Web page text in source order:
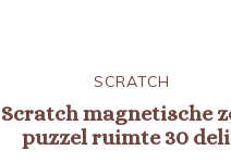
SCRATCH
Scratch magnetische
puzzel ruimte 30